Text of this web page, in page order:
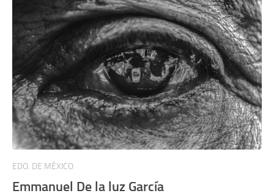
EDO. DE MÉXICO
Emmanuel De la luz García